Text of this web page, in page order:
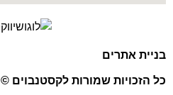
כל הזכויות שמורות לקסטנבוים ©
בניית אתרים